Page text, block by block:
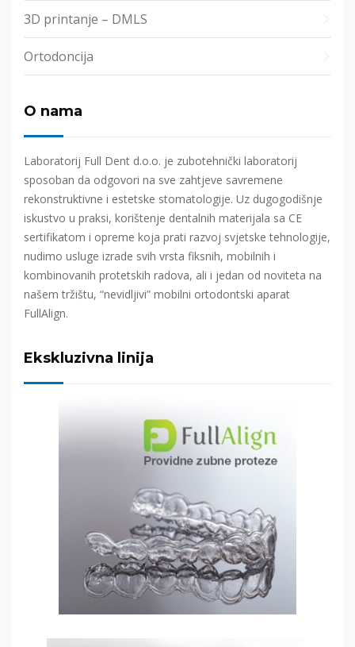
3D printanje – DMLS
Ortodoncija
O nama
Laboratorij Full Dent d.o.o. je zubotehnički laboratorij
sposoban da odgovori na sve zahtjeve savremene
rekonstruktivne i estetske stomatologije. Uz dugogodišnje
iskustvo u praksi, korištenje dentalnih materijala sa CE
sertifikatom i opreme koja prati razvoj svjetske tehnologije,
nudimo usluge izrade svih vrsta fiksnih, mobilnih i
kombinovanih protetskih radova, ali i jedan od noviteta na
našem tržištu, “nevidljivi” mobilni ortodontski aparat
FullAlign.
Ekskluzivna linija